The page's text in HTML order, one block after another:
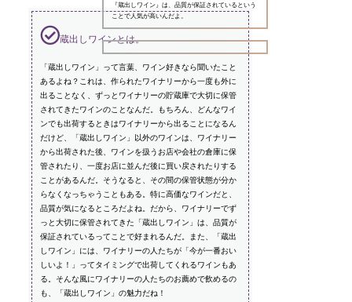
『蔵出しワイン』は、品質が保証されているという
ことで人気が高いんだよ。
蔵出しワインとは。
「蔵出しワイン」って言葉、ワイン好きなら聞いたこと
あるよね？これは、作られたワイナリーから一度も外に
出ることなく、ずっとワイナリーの貯蔵庫で大切に保管
されてきたワインのことなんだ。もちろん、どんなワイ
ンでも出荷するときはワイナリーから出ることになるん
だけど、「蔵出しワイン」以外のワインは、ワイナリー
から出荷された後、ワインを扱うお店や会社の倉庫に保
管されたり、一度お店に並んだ後に買い戻されたりする
ことがあるんだ。そうなると、その間の保管状態が分か
らなくなっちゃうこともある。特に高価なワインだと、
品質が気になるところだよね。だから、ワイナリーでず
っと大切に保管されてきた「蔵出しワイン」は、品質が
保証されているってことで好まれるんだ。また、「蔵出
しワイン」には、ワイナリーの人たちが「今が一番おい
しいよ！」ってタイミングで出荷してくれるワインもあ
る。そんな風にワイナリーの人たちのお薦めで飲めるの
も、「蔵出しワイン」の魅力だね！